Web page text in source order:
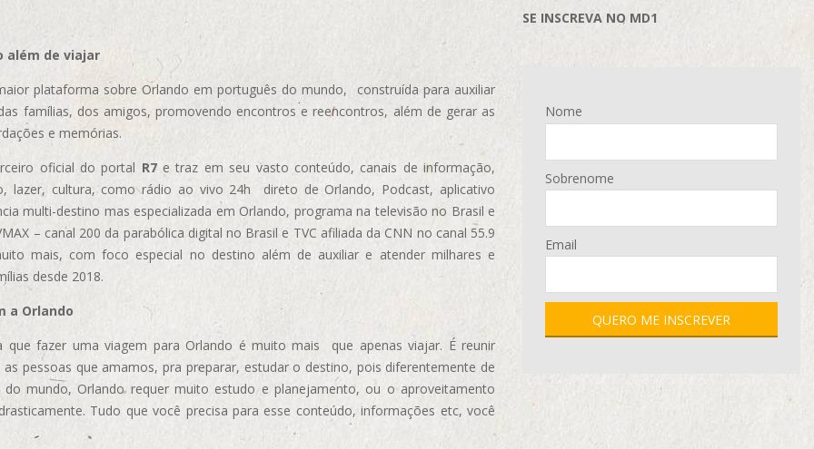
além de viajar
plataforma sobre Orlando em português do mundo, construída para auxiliar
famílias, dos amigos, promovendo encontros e reencontros, além de gerar as
e memórias.
oficial do portal R7e traz em seu vasto conteúdo, canais de informação,
lazer, cultura, como rádio ao vivo 24h direto de Orlando, Podcast, aplicativo
multi-destino mas especializada em Orlando, programa na televisão no Brasil e
– canal 200 da parabólica digital no Brasil e TVC afiliada da CNN no canal 55.9
mais, com foco especial no destino além de auxiliar e atender milhares e
desde 2018.
a Orlando
que fazer uma viagem para Orlando é muito mais que apenas viajar. É reunir
as pessoas que amamos, pra preparar, estudar o destino, pois diferentemente de
do mundo, Orlando requer muito estudo e planejamento, ou o aproveitamento
Tudo que você precisa para esse conteúdo, informações etc, você
SE INSCREVA NO MD1
Nome
Sobrenome
Email